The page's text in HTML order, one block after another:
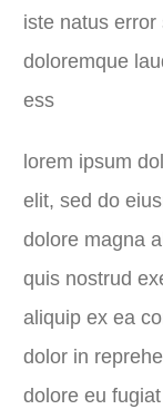
iste natus
doloremque
ess
lorem ipsum
elit, sed do
dolore magna
quis nostrud
aliquip ex ea
dolor in
dolore eu